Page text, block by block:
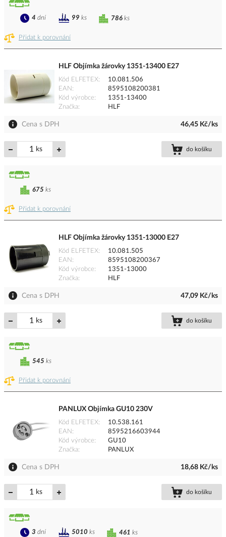
Přidat k porovnání
786 ks
4 dní 99 ks
HLF Objímka žárovky 1351-13400 E27
Kód ELFETEX
10.081.506
EAN
8595108200381
Kód výrobce
1351-13400
Značka
HLF
Cena s DPH 46,45 Kč/ks
ks do košíku
Přidat k porovnání
675 ks
HLF Objímka žárovky 1351-13000 E27
Kód ELFETEX
10.081.505
EAN
8595108200367
Kód výrobce
1351-13000
Značka
HLF
Cena s DPH 47,09 Kč/ks
ks do košíku
Přidat k porovnání
545 ks
PANLUX Objímka GU10 230V
Kód ELFETEX
10.538.161
EAN
8595216603944
Kód výrobce
GU10
Značka
PANLUX
Cena s DPH 18,68 Kč/ks
ks do košíku
461 ks
3 dní 5010 ks